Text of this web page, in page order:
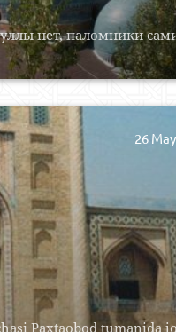
нет, паломники
Paxtaobod tumanida
26